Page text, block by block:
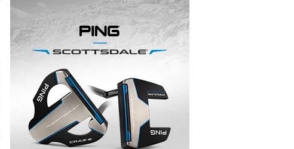
Amundi Evian Championship, de nouvelles
expériences immersives
Evian Resort Golf Club : Saison 2 du
Programme Performance
Series & Trophée Écologie, deux circuits
amateurs en 10 étapes
Royal Air Maroc Golf & Padel Cup : le nouvel
event sport et networking
LPGA Tour 2026 : une saison record pour le
golf féminin
Ladies European Tour 2026 : une saison
historique sur cinq continents